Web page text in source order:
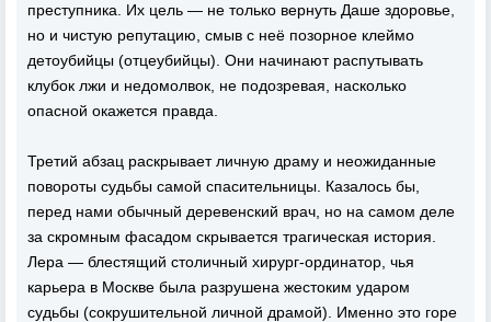
преступника. Их цель — не только вернуть Даше здоровье,
но и чистую репутацию, смыв с неё позорное клеймо
детоубийцы (отцеубийцы). Они начинают распутывать
клубок лжи и недомолвок, не подозревая, насколько
опасной окажется правда.
Третий абзац раскрывает личную драму и неожиданные
повороты судьбы самой спасительницы. Казалось бы,
перед нами обычный деревенский врач, но на самом деле
за скромным фасадом скрывается трагическая история.
Лера — блестящий столичный хирург-ординатор, чья
карьера в Москве была разрушена жестоким ударом
судьбы (сокрушительной личной драмой). Именно это горе